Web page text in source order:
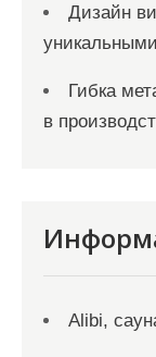
Дизайн
Гибка
в
Alibi,